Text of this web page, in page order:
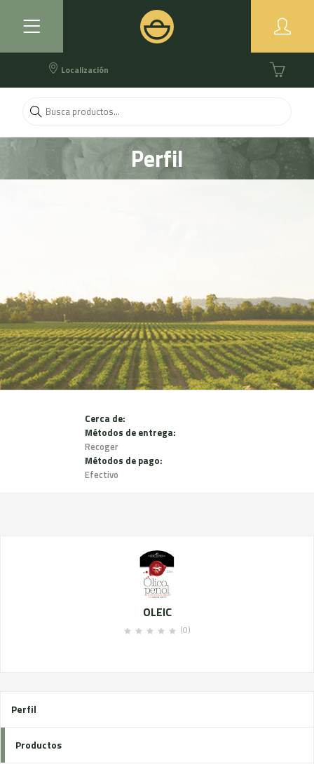
Localización
Perfil
Cerca de:
Métodos de entrega:
Recoger
Métodos de pago:
Efectivo
OLEIC
(0)
Perfil
Productos